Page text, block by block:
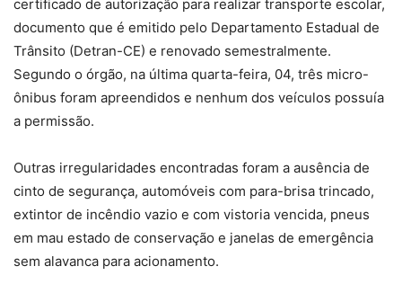
certificado de autorização para realizar transporte escolar,
documento que é emitido pelo Departamento Estadual de
Trânsito (Detran-CE) e renovado semestralmente.
Segundo o órgão, na última quarta-feira, 04, três micro-
ônibus foram apreendidos e nenhum dos veículos possuía
a permissão.
Outras irregularidades encontradas foram a ausência de
cinto de segurança, automóveis com para-brisa trincado,
extintor de incêndio vazio e com vistoria vencida, pneus
em mau estado de conservação e janelas de emergência
sem alavanca para acionamento.